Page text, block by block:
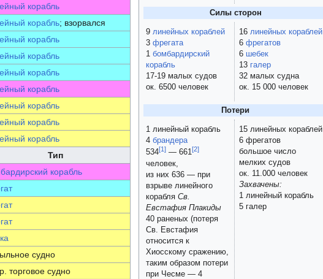
Силы сторон
9 линейных кораблей
3 фрегата
1 бомбардирский
корабль
17-19 малых судов
ок. 6500 человек
16линейных кораблей
6фрегатов
6 шебек
13 галер
32 малых судна
ок. 15 000 человек
Потери
1 линейный корабль
4 брандера
534[1 ] — 661[2]
человек,
из них 636 — при
взрыве линейного
корабля Св.
Евстафия Плакиды
40 раненых (потеря
Св. Евстафия
относится к
Хиосскому сражению,
таким образом потери
при Чесме — 4
15 линейных кораблей
6 фрегатов
большое число
мелких судов
ок. 11.000 человек
Захвачены:
1 линейный корабль
5 галер
корабль
корабль; взорвался
корабль
корабль
корабль
корабль
корабль
корабль
корабль
Тип
корабль
судно
торговое судно